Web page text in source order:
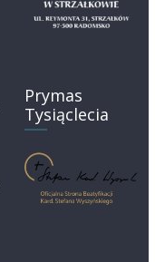
Prymas
Tysiąclecia